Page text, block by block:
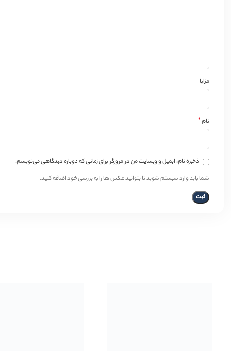
مزایا
نام*
ذخیره نام، ایمیل و وبسایت من در مرورگر برای زمانی که دوباره دیدگاهی می‌نویسم.
شما باید وارد سیستم شوید تا بتوانید عکس ها را به بررسی خود اضافه کنید.